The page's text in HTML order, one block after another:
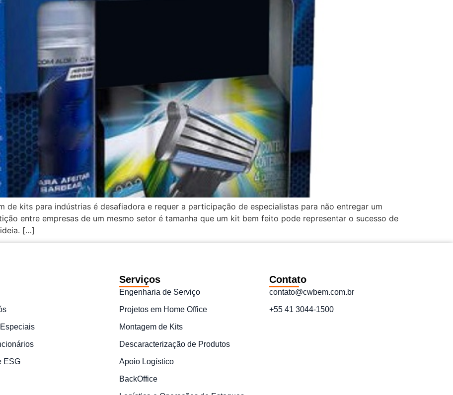
de kits para indústrias é desafiadora e requer a participação de especialistas para não entregar um
entre empresas de um mesmo setor é tamanha que um kit bem feito pode representar o sucesso de
[…]
ESG
Serviços
Engenharia de Serviço
Projetos em Home Office
Montagem de Kits
Descaracterização de Produtos
Apoio Logístico
BackOffice
Contato
contato@cwbem.com.br
+55 41 3044-1500